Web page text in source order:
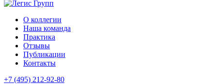
О коллегии
Наша команда
Практика
Отзывы
Публикации
Контакты
+7 (495) 212-92-80